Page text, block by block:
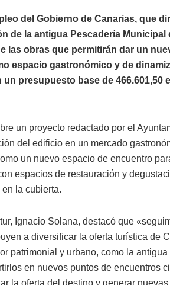
del Gobierno de Canarias, que
de la antigua Pescadería Municipal
las obras que permitirán dar un
espacio gastronómico y de
presupuesto base de 466.601,50
un proyecto redactado por el
del edificio en un mercado
un nuevo espacio de encuentro
espacios de restauración y
la cubierta.
Ignacio Solana, destacó que
a diversificar la oferta turística de
patrimonial y urbano, como la
en nuevos puntos de encuentros
la oferta del destino y generar nuevas